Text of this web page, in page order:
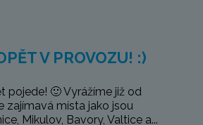
V PROVOZU! :)
pojede! 🙂 Vyrážíme již od
zajímavá místa jako jsou
Mikulov, Bavory, Valtice a...